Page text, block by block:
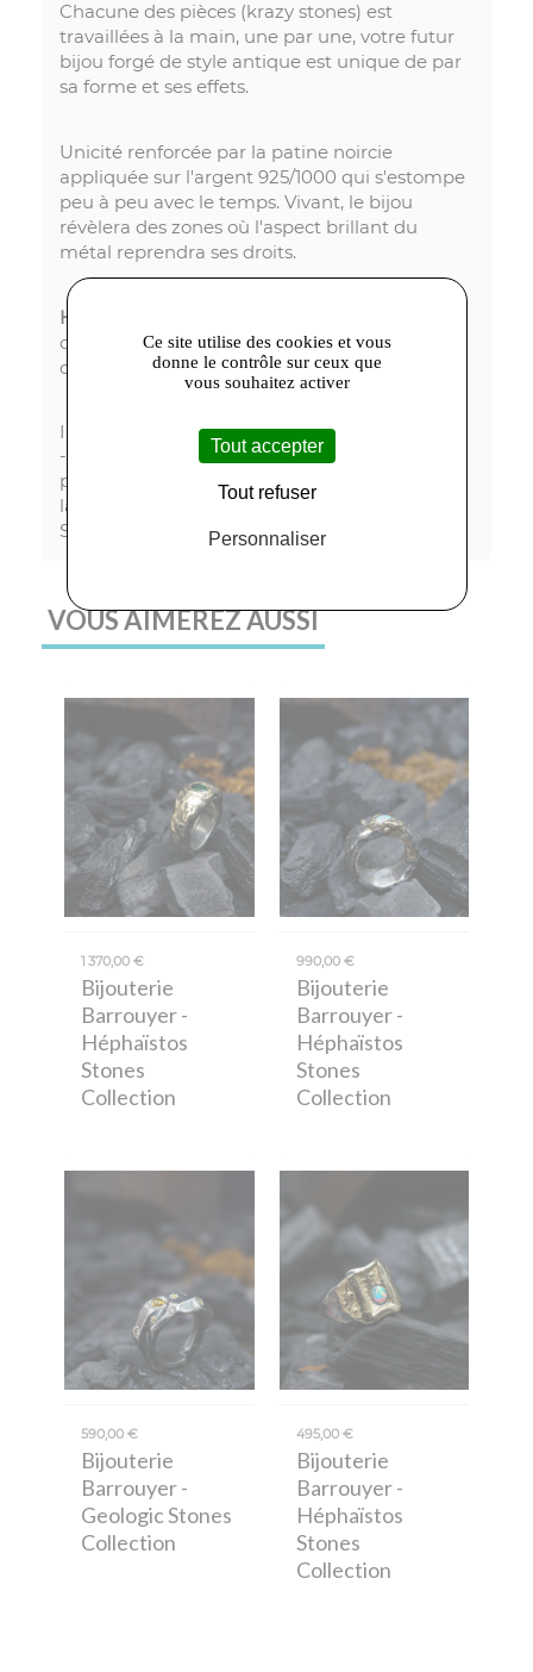
Chacune des pièces (krazy stones) est
travaillées à la main, une par une, votre futur
bijou forgé de style antique est unique de par
sa forme et ses effets.
Unicité renforcée par la patine noircie
appliquée sur l'argent 925/1000 qui s'estompe
peu à peu avec le temps. Vivant, le bijou
révèlera des zones où l'aspect brillant du
métal reprendra ses droits.
Héphaïstos Collection
du métal, des bijoux étonnants et particuliers
comme vous.
Informations importantes :
- les photos sont non contractuelles. Elles
peuvent faire varier légèrement la couleur ou
la forme des bijoux de la collection Krazy-
Stones.
VOUS AIMEREZ AUSSI
1 370,00 €
Bijouterie
Barrouyer-
Héphaïstos
Stones
Collection
990,00 €
Bijouterie
Barrouyer-
Héphaïstos
Stones
Collection
590,00 €
Bijouterie
Barrouyer-
Geologic Stones
Collection
495,00 €
Bijouterie
Barrouyer-
Héphaïstos
Stones
Collection
Ce site utilise des cookies et vous
donne le contrôle sur ceux que
vous souhaitez activer
Tout accepter
Tout refuser
Personnaliser